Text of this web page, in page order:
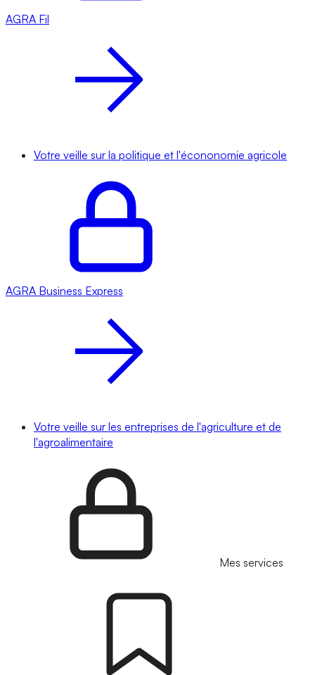
AGRA Fil
Votre veille sur la politique et l'écononomie agricole
AGRA Business Express
Votre veille sur les entreprises de l'agriculture et de
l'agroalimentaire
Mes services